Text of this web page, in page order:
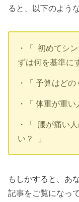
ると、以下のよう
・「 初めてシ
ずは何を基準に
・「 予算はど
・「 体重が重
・「 腰が痛い
い？ 」
もしかすると、あ
記事をご覧になっ